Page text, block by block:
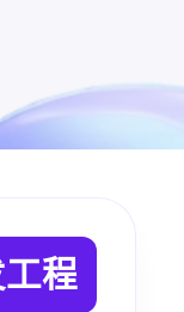
程